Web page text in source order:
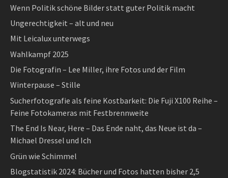
Wenn Politik schöne Bilder statt guter Politik macht
Ungerechtigkeit – alt und neu
Mit Leicalux unterwegs
Wahlkampf 2025
Die Fotografin – Lee Miller, ihre Fotos und der Film
Winterpause – Stille
Sucherfotografie als feine Kostbarkeit: Die Fuji X100 Reihe –
Feine Fotokameras mit Festbrennweite
The End Is Near, Here – Das Ende naht, das Neue ist da –
Michael Dressel und Ich
Grün wie Schimmel
Blogstatistik 2024: Bücher und Fotos hatten bisher 2,5